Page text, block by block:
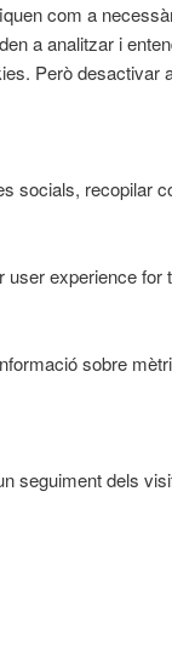
com a
a analitzar i
Però desactivar
socials, recopilar
user experience for
sobre
seguiment dels